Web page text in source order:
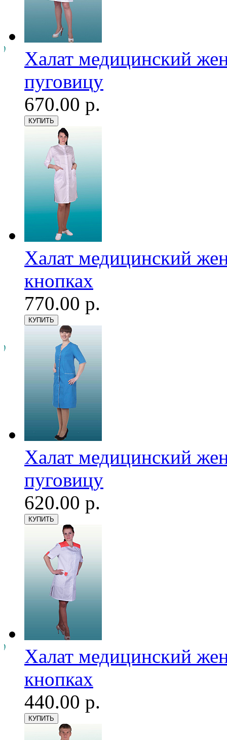
Халат медицинский
пуговицу
670.00 р.
Халат медицинский
кнопках
770.00 р.
Халат медицинский
пуговицу
620.00 р.
Халат медицинский
кнопках
440.00 р.